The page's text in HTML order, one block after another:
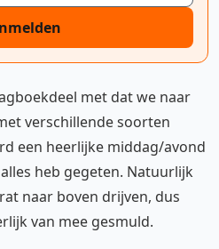
met dat we naar
verschillende soorten
een heerlijke middag/avond
heb gegeten. Natuurlijk
naar boven drijven, dus
van mee gesmuld.